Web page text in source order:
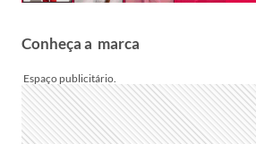
Conheça a marca